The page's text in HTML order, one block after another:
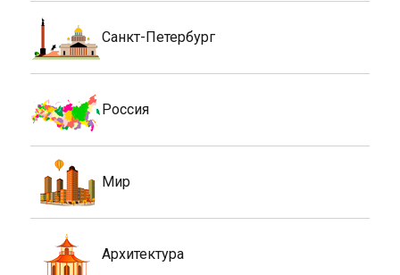
Санкт-Петербург
Россия
Мир
Архитектура